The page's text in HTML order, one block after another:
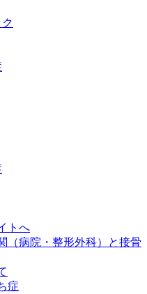
トへ
（病院・整形外科）と接骨
症